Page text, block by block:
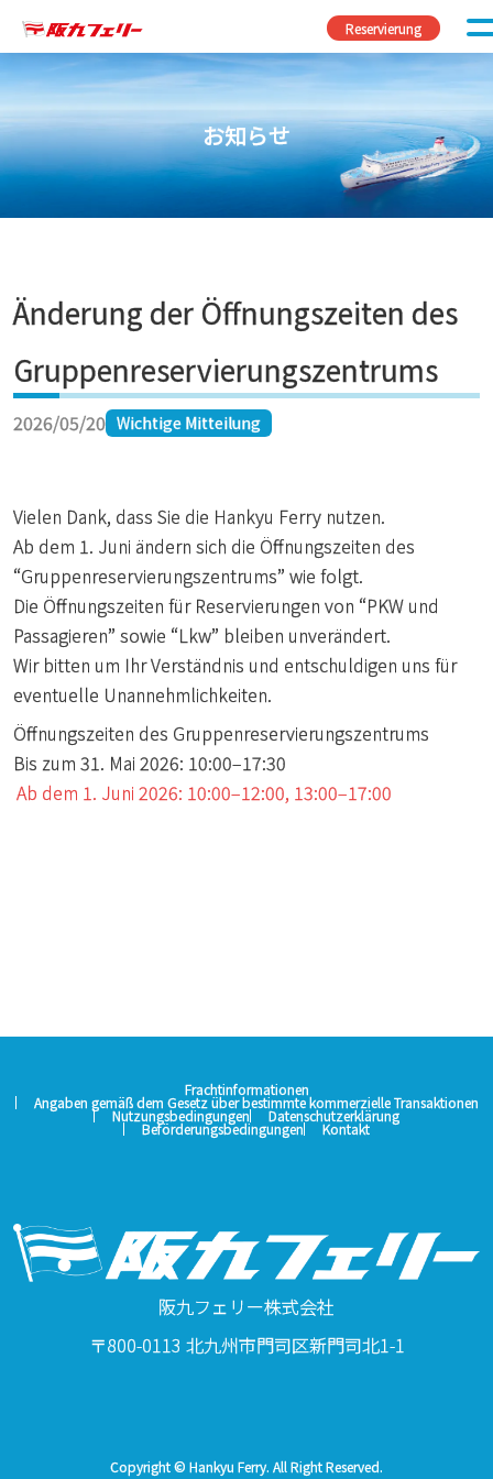
Reservierung
お知らせ
Änderung der Öffnungszeiten des
Gruppenreservierungszentrums
2026/05/20 Wichtige Mitteilung
Vielen Dank, dass Sie die Hankyu Ferry nutzen.
Ab dem 1. Juni ändern sich die Öffnungszeiten des
“Gruppenreservierungszentrums” wie folgt.
Die Öffnungszeiten für Reservierungen von “PKW und
Passagieren” sowie “Lkw” bleiben unverändert.
Wir bitten um Ihr Verständnis und entschuldigen uns für
eventuelle Unannehmlichkeiten.
Öffnungszeiten des Gruppenreservierungszentrums
Bis zum 31. Mai 2026: 10:00–17:30
Ab dem 1. Juni 2026: 10:00–12:00, 13:00–17:00
Frachtinformationen
Angaben gemäß dem Gesetz über bestimmte kommerzielle Transaktionen
Nutzungsbedingungen Datenschutzerklärung
Beförderungsbedingungen Kontakt
阪九フェリー株式会社
〒800-0113 北九州市門司区新門司北1-1
Copyright © Hankyu Ferry. All Right Reserved.